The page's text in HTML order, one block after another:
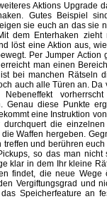
Aktions Upgrade
Gutes Beispiel
sie euch an das sie
dem Enterhaken
löst eine Aktion aus,
Per Jumper
man einen
bei manchen Rätseln
auch alle Türen an. Da
Nebeneffekt
Genau diese Punkte
eine Instruktion
durchquert die
Waffen hergeben.
treffen und berühren
so das man nicht
klar in dem Ihr kleine
findet, die neue Wege
Vergiftungsgrad und
Speicherfeature an